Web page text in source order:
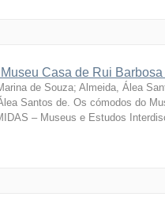
Casa de Rui
de Souza; Almeida, Álea
Santos de. Os cómodos do
– Museus e Estudos